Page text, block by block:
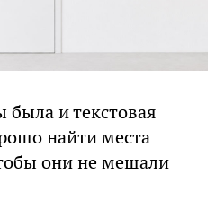
и текстовая
найти места
они не мешали